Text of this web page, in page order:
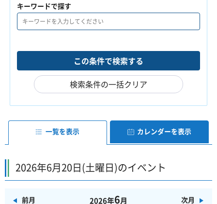
キーワードで探す
検索条件の一括クリア
一覧を表示 カレンダーを表示
2026年6月20日(土曜日)のイベント
前月 2026年6月 次月